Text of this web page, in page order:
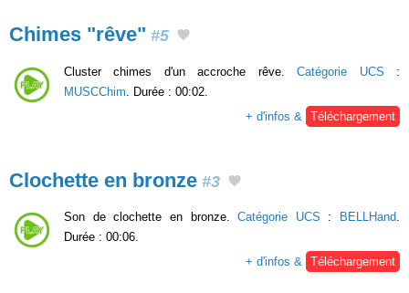
Chimes "rêve" #5
Cluster chimes d'un accroche rêve.Catégorie UCS :
MUSCChim . Durée : 00:02.
+ d'infos &
Téléchargement
Clochette en bronze #3
Son de clochette en bronze.Catégorie UCS : BELLHand.
Durée : 00:06.
+ d'infos & Téléchargement